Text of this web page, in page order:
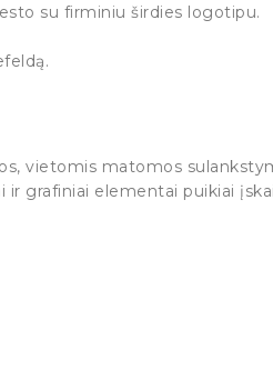
su firminiu širdies logotipu.
vietomis matomos
grafiniai elementai puikiai